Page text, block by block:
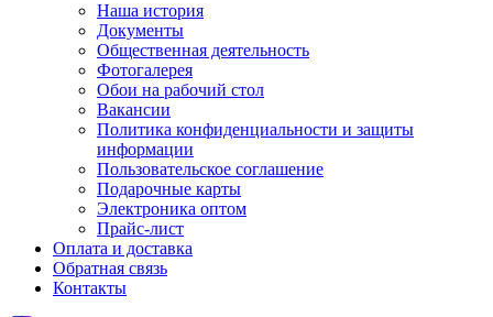
Наша история
Документы
Общественная деятельность
Фотогалерея
Обои на рабочий стол
Вакансии
Политика конфиденциальности и защиты
информации
Пользовательскоe соглашение
Подарочные карты
Электроника оптом
Прайс-лист
Оплата и доставка
Обратная связь
Контакты